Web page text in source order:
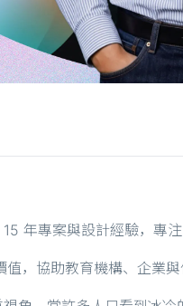
年專案與設計經驗，專
值，協助教育機構、企業